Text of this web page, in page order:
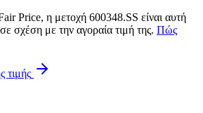
Price, η μετοχή 600348.SS είναι αυτή
σχέση με την αγοραία τιμή της. Πώς
τιμής